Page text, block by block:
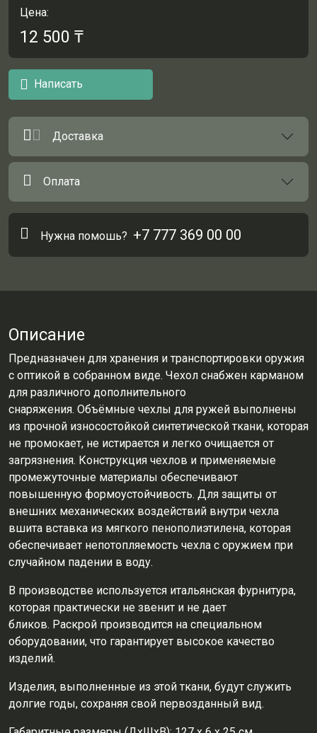
Цена:
12 500 ₸
Написать
Доставка
Оплата
Нужна помошь? +7 777 369 00 00
Описание
Предназначен для хранения и транспортировки оружия
с оптикой в собранном виде. Чехол снабжен карманом
для различного дополнительного
снаряжения. Объёмные чехлы для ружей выполнены
из прочной износостойкой синтетической ткани, которая
не промокает, не истирается и легко очищается от
загрязнения. Конструкция чехлов и применяемые
промежуточные материалы обеспечивают
повышенную формоустойчивость. Для защиты от
внешних механических воздействий внутри чехла
вшита вставка из мягкого пенополиэтилена, которая
обеспечивает непотопляемость чехла с оружием при
случайном падении в воду.
В производстве используется итальянская фурнитура,
которая практически не звенит и не дает
бликов. Раскрой производится на специальном
оборудовании, что гарантирует высокое качество
изделий.
Изделия, выполненные из этой ткани, будут служить
долгие годы, сохраняя свой первозданный вид.